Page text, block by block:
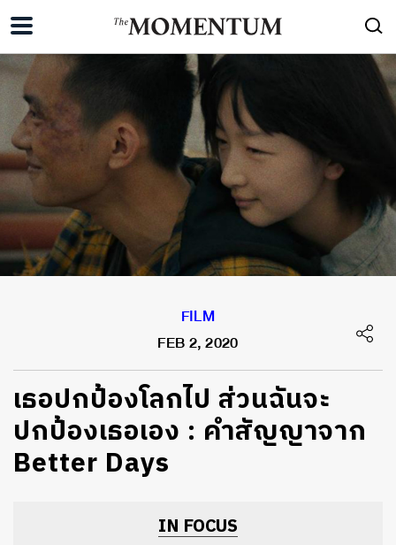
FILM
FEB 2, 2020
เธอปกป้องโลกไป ส่วนฉันจะ
ปกป้องเธอเอง : คำสัญญาจาก
Better Days
IN FOCUS